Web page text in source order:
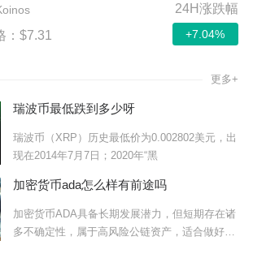
：$7.31
24H涨跌幅
+7.04%
更多+
瑞波币最低跌到多少呀
瑞波币（XRP）历史最低价为0.002802美元，出
现在2014年7月7日；2020年“黑
加密货币ada怎么样有前途吗
加密货币ADA具备长期发展潜力，但短期存在诸
多不确定性，属于高风险公链资产，适合做好风